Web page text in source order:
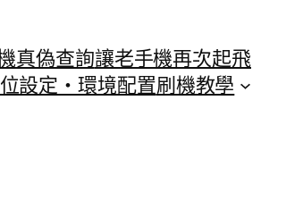
真偽查詢讓老手機再次起飛
設定・環境配置刷機教學